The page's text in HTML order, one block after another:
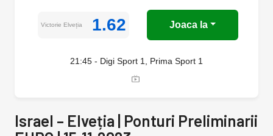
Victorie Elveția 1.62 Joaca la
21:45 - Digi Sport 1, Prima Sport 1
Israel – Elveția | Ponturi Preliminarii